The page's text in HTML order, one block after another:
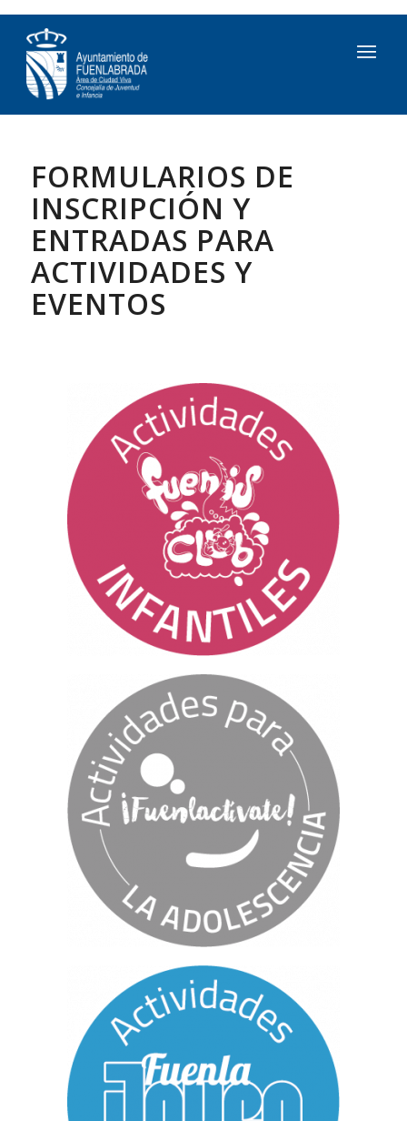
FORMULARIOS DE
INSCRIPCIÓN Y
ENTRADAS PARA
ACTIVIDADES Y
EVENTOS